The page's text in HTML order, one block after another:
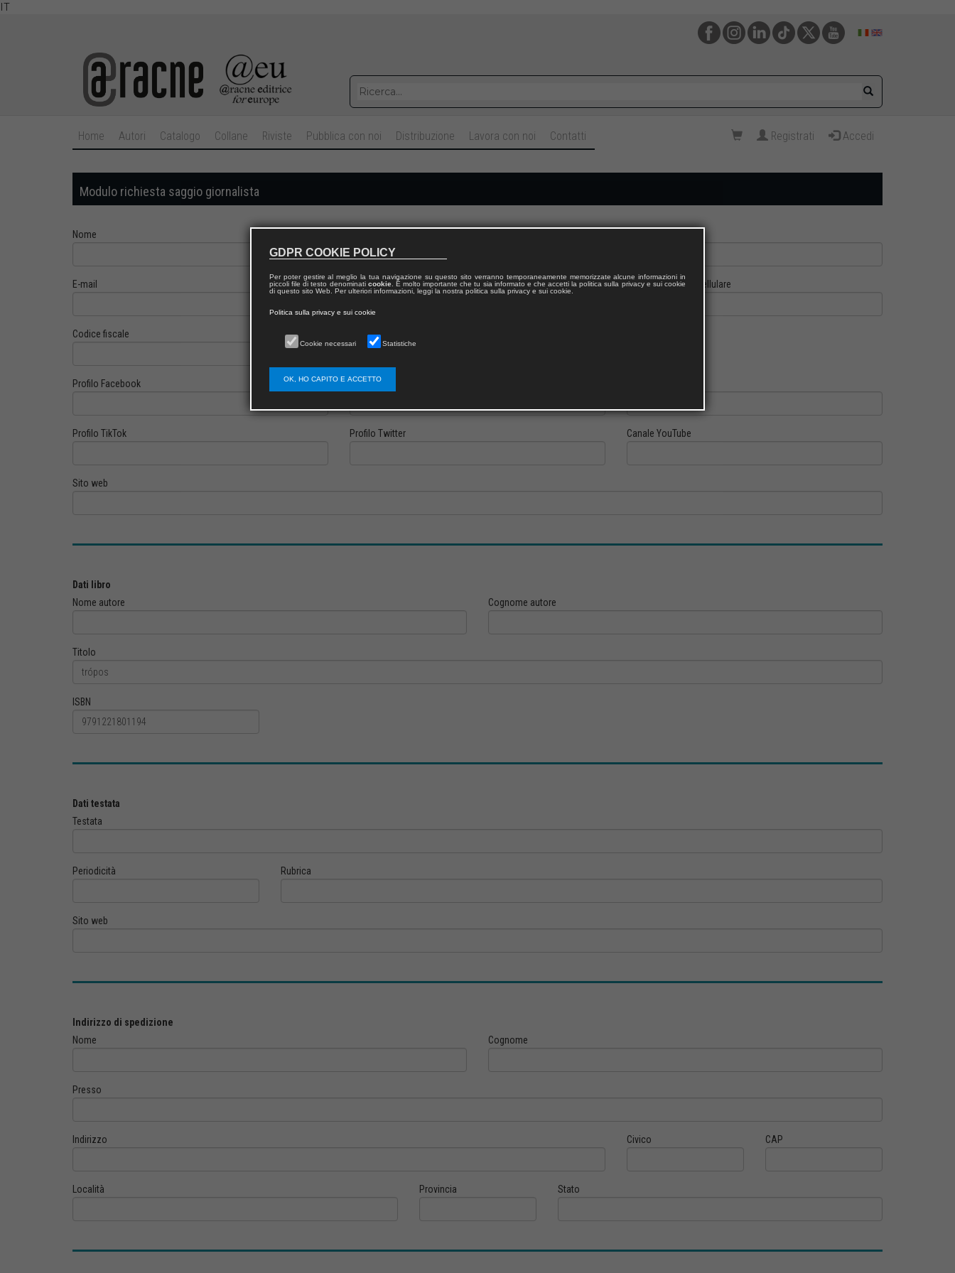
IT
Home Autori Catalogo Collane Riviste Pubblica con noi Distribuzione Lavora con noi Contatti Registrati Accedi
Modulo richiesta saggio giornalista
Nome
E-mail Telefono fisso Cellulare
Codice fiscale
Profilo Facebook Profilo Instagram
Profilo TikTok Profilo Twitter Canale YouTube
Sito web
Dati libro
Nome autore
Cognome autore
Titolo
ISBN
Dati testata
Testata
Periodicità Rubrica
Sito web
Indirizzo di spedizione
Nome
Cognome
Presso
Indirizzo Civico CAP
Località Provincia Stato
GDPR COOKIE POLICY
Per poter gestire al meglio la tua navigazione su questo sito verranno temporaneamente memorizzate alcune informazioni in
piccoli file di testo denominati cookie. È molto importante che tu sia informato e che accetti la politica sulla privacy e sui cookie
di questo sito Web. Per ulteriori informazioni, leggi la nostra politica sulla privacy e sui cookie.
Politica sulla privacy e sui cookie
Cookie necessari Statistiche
OK, HO CAPITO E ACCETTO